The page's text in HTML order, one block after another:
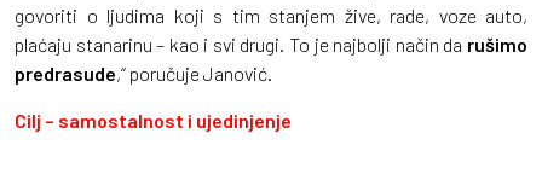
govoriti o ljudima koji s tim stanjem žive, rade, voze auto,
plaćaju stanarinu – kao i svi drugi. To je najbolji način da rušimo
predrasude,“ poručuje Janović.
Cilj – samostalnost i ujedinjenje